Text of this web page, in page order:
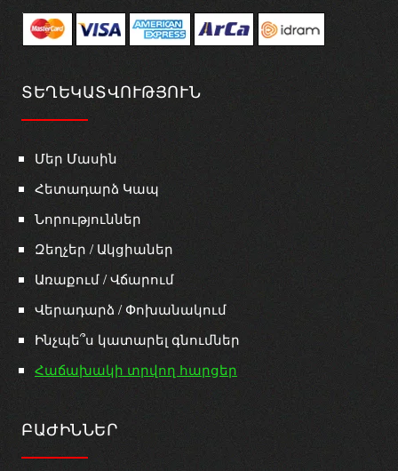
ՏԵՂԵԿԱՏՎՈՒԹՅՈՒՆ
Մեր Մասին
Հետադարձ Կապ
Նորություններ
Զեղչեր / Ակցիաներ
Առաքում / Վճարում
Վերադարձ / Փոխանակում
Ինչպե՞ս կատարել գնումներ
Հաճախակի տրվող հարցեր
ԲԱԺԻՆՆԵՐ